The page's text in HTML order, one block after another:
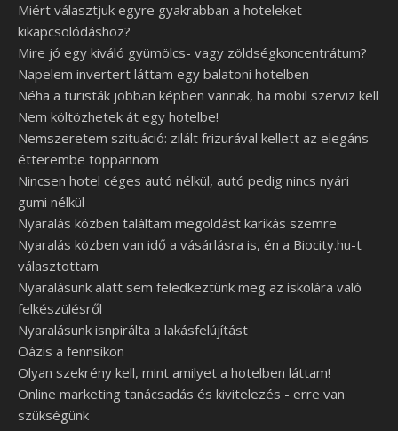
Miért választjuk egyre gyakrabban a hoteleket
kikapcsolódáshoz?
Mire jó egy kiváló gyümölcs- vagy zöldségkoncentrátum?
Napelem invertert láttam egy balatoni hotelben
Néha a turisták jobban képben vannak, ha mobil szerviz kell
Nem költözhetek át egy hotelbe!
Nemszeretem szituáció: zilált frizurával kellett az elegáns
étterembe toppannom
Nincsen hotel céges autó nélkül, autó pedig nincs nyári
gumi nélkül
Nyaralás közben találtam megoldást karikás szemre
Nyaralás közben van idő a vásárlásra is, én a Biocity.hu-t
választottam
Nyaralásunk alatt sem feledkeztünk meg az iskolára való
felkészülésről
Nyaralásunk isnpirálta a lakásfelújítást
Oázis a fennsíkon
Olyan szekrény kell, mint amilyet a hotelben láttam!
Online marketing tanácsadás és kivitelezés - erre van
szükségünk